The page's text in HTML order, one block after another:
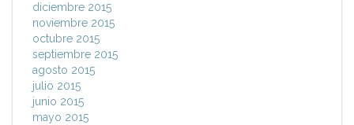
diciembre 2015
noviembre 2015
octubre 2015
septiembre 2015
agosto 2015
julio 2015
junio 2015
mayo 2015